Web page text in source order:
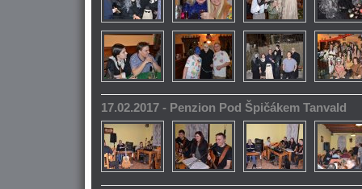
17.02.2017 - Penzion Pod Špičákem Tanvald